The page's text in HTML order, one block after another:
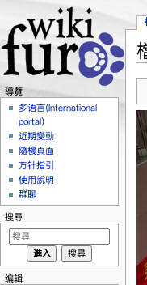
導覽
多语言(International
portal)
近期變動
隨機頁面
方针指引
使用說明
群聊
搜尋
编辑